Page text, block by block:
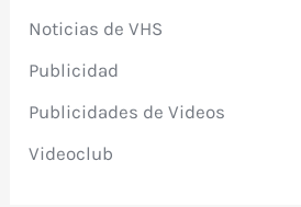
Noticias de VHS
Publicidad
Publicidades de Videos
Videoclub